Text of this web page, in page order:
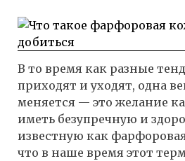
В то время как разные
приходят и уходят, одна
меняется — это желание
иметь безупречную и
известную как
что в наше время этот